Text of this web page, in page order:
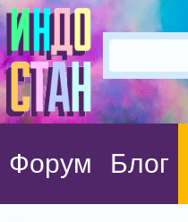
Форум Блог